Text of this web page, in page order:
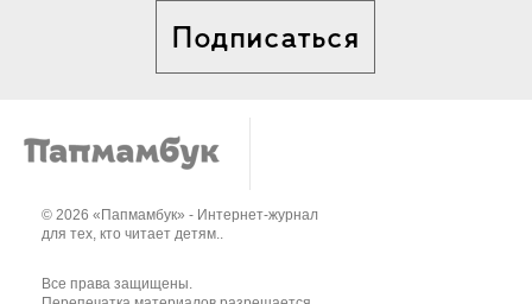
Подписаться
© 2026 «Папмамбук» - Интернет-журнал
для тех, кто читает детям..
Все права защищены.